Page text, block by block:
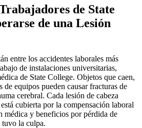
de State
de una Lesión
entre los accidentes laborales más
de instalaciones universitarias,
de State College. Objetos que caen,
de equipos pueden causar fracturas de
cerebral. Cada lesión de cabeza
cubierta por la compensación laboral
y beneficios por pérdida de
la culpa.